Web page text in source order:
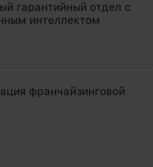
гарантийный отдел с
интеллектом
франчайзинговой